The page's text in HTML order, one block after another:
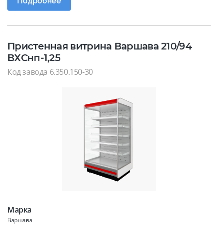
Пристенная витрина Варшава 210/94
ВХСнп-1,25
Код завода 6.350.150-30
Марка
Варшава